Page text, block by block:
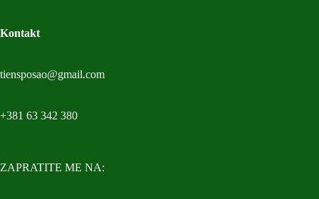
Kontakt
tiensposao@gmail.com
+381 63 342 380
ZAPRATITE ME NA: